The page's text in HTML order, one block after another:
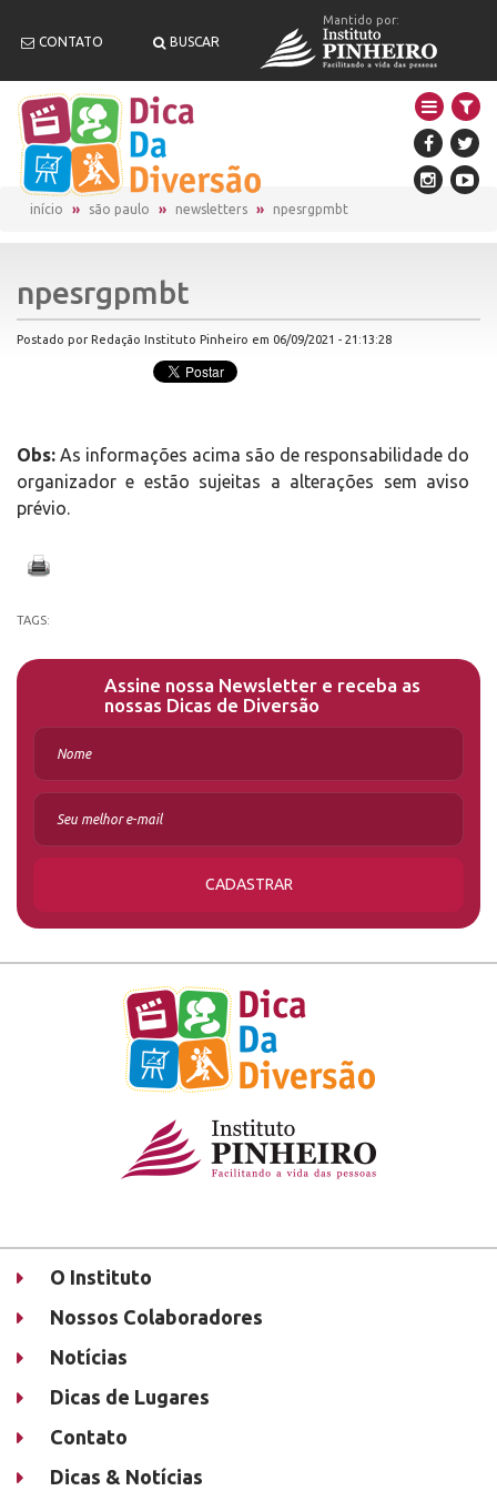
CONTATO BUSCAR
Mantido por:
início são paulo newsletters npesrgpmbt
npesrgpmbt
Postado por Redação Instituto Pinheiro em 06/09/2021 - 21:13:28
Obs: As informações acima são de responsabilidade do
organizador e estão sujeitas a alterações sem aviso
prévio.
TAGS:
Assine nossa Newsletter e receba as
nossas Dicas de Diversão
CADASTRAR
O Instituto
Nossos Colaboradores
Notícias
Dicas de Lugares
Contato
Dicas & Notícias